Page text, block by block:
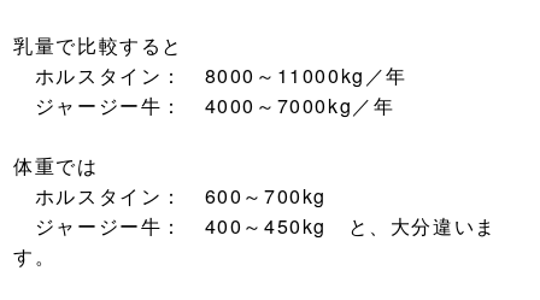
乳量で比較すると
ホルスタイン： 8000～11000kg／年
ジャージー牛： 4000～7000kg／年
体重では
ホルスタイン： 600～700kg
ジャージー牛： 400～450kg と、大分違いま
す。